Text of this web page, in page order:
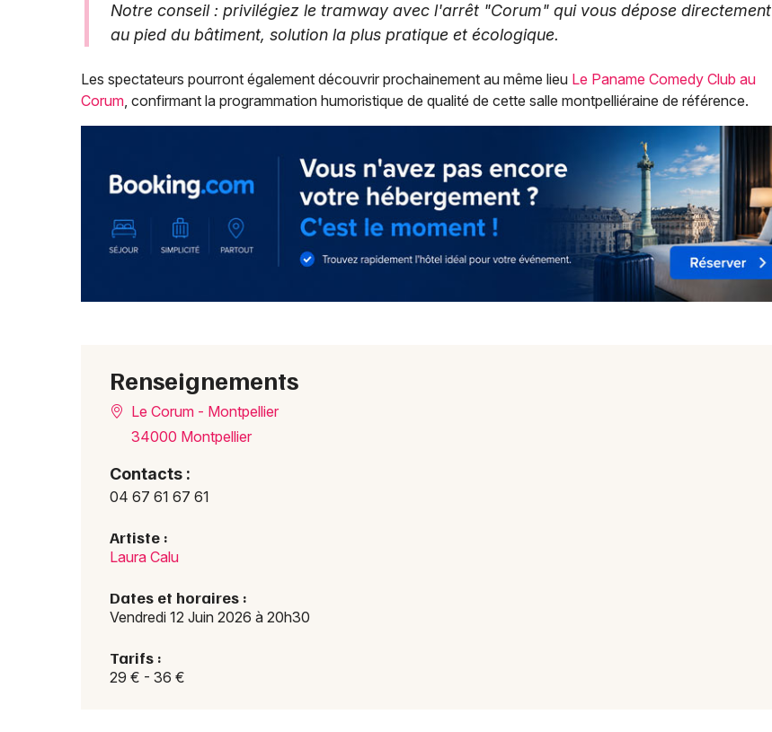
Notre conseil : privilégiez le tramway avec l'arrêt "Corum" qui vous dépose directement
au pied du bâtiment, solution la plus pratique et écologique.
Les spectateurs pourront également découvrir prochainement au même lieu Le Paname Comedy Club au
Corum, confirmant la programmation humoristique de qualité de cette salle montpelliéraine de référence.
Renseignements
Le Corum - Montpellier
34000 Montpellier
Contacts :
04 67 61 67 61
Artiste :
Laura Calu
Dates et horaires :
Vendredi 12 Juin 2026 à 20h30
Tarifs :
29 € - 36 €